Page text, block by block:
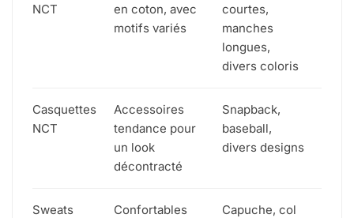
NCT
en coton, avec
motifs variés
courtes,
manches
longues,
divers coloris
Casquettes
NCT
Accessoires
tendance pour
un look
décontracté
Snapback,
baseball,
divers designs
Sweats
Confortables
Capuche, col